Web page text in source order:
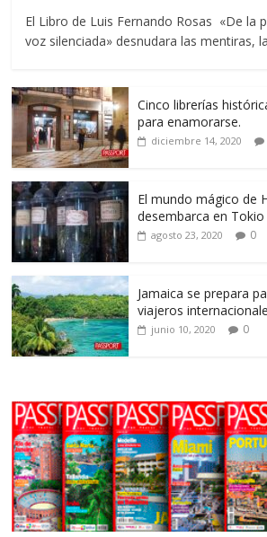
El Libro de Luis Fernando Rosas «De la
voz silenciada» desnudara las mentiras,
Cinco librerías
para enamorarse.
diciembre 14, 2020
El mundo mágico de
desembarca en Tokio
agosto 23, 2020 0
Jamaica se prepara
viajeros
junio 10, 2020 0